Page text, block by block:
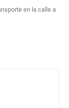
en la calle a